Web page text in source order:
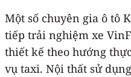
Một số chuyên gia ô tô
tiếp trải nghiệm xe
thiết kế theo hướng
vụ taxi. Nội thất sử